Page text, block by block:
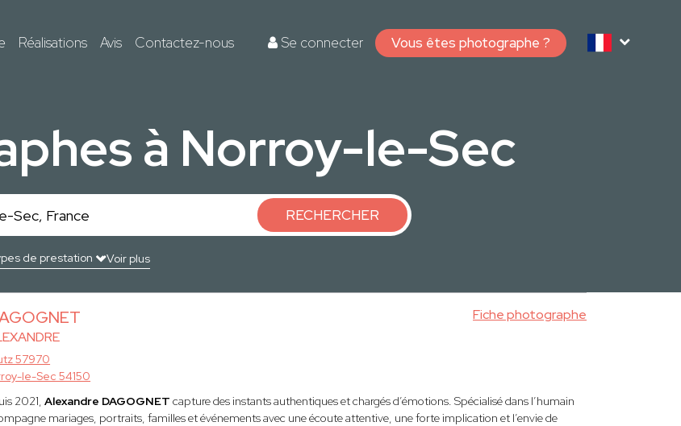
Réalisations Avis Contactez-nous Se connecter Vous êtes photographe ?
à Norroy-le-Sec
RECHERCHER
Voir plus
Fiche photographe
57970
le-Sec 54150
2021,Alexandre DAGOGNETcapture des instants authentiques et chargés d’émotions. Spécialisé dans l’humain
mariages, portraits, familles et événements avec une écoute attentive, une forte implication et l’envie de